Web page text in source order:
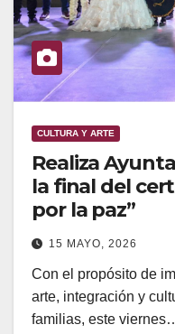
CULTURA Y ARTE
Realiza
la final del
por la paz”
15 MAYO, 2026
Con el propósito de
arte, integración y
familias, este